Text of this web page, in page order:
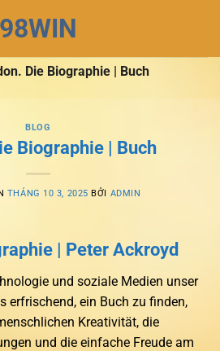
98WIN
Die Biographie | Buch
BLOG
Biographie | Buch
THÁNG 10 3, 2025 BỞI ADMIN
| Peter Ackroyd
und soziale Medien unser
erfrischend, ein Buch zu finden,
Kreativität, die
und die einfache Freude am